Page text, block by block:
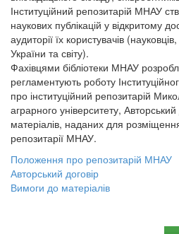
Інституційний репозитарій МНАУ
наукових публікацій у відкритому
аудиторії їх користувачів
України та світу).
Фахівцями бібліотеки МНАУ
регламентують роботу
про інституційний репозитарій
аграрного університету,
матеріалів, наданих для
репозитарії МНАУ.
Положення про репозитарій МНАУ
Авторський договір
Вимоги до матеріалів